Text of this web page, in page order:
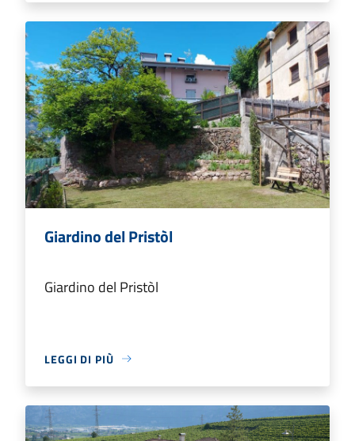
Giardino del Pristòl
Giardino del Pristòl
LEGGI DI PIÙ